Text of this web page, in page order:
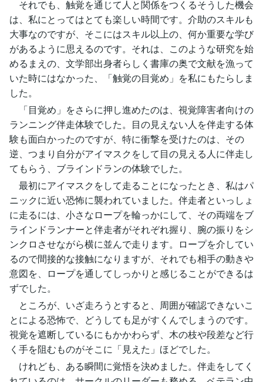
それでも、触覚を通じて人と関係をつくるそうした機会
は、私にとってはとても楽しい時間です。介助のスキルも
大事なのですが、そこにはスキル以上の、何か重要な学び
があるように思えるのです。それは、このような研究を始
めるまえの、文学部出身者らしく書庫の奥で文献を漁って
いた時にはなかった、「触覚の目覚め」を私にもたらしま
した。
「目覚め」をさらに押し進めたのは、視覚障害者向けの
ランニング伴走体験でした。目の見えない人を伴走する体
験も面白かったのですが、特に衝撃を受けたのは、その
逆、つまり自分がアイマスクをして目の見える人に伴走し
てもらう、ブラインドランの体験でした。
最初にアイマスクをして走ることになったとき、私はパ
ニックに近い恐怖に襲われていました。伴走者といっしょ
に走るには、小さなロープを輪っかにして、その両端をブ
ラインドランナーと伴走者がそれぞれ握り、腕の振りをシ
ンクロさせながら横に並んで走ります。ロープを介してい
るので間接的な接触になりますが、それでも相手の動きや
意図を、ロープを通してしっかりと感じることができるは
ずでした。
ところが、いざ走ろうとすると、周囲が確認できないこ
とによる恐怖で、どうしても足がすくんでしまうのです。
視覚を遮断しているにもかかわらず、木の枝や段差など行
く手を阻むものがそこに「見えた」ほどでした。
けれども、ある瞬間に覚悟を決めました。伴走をしてく